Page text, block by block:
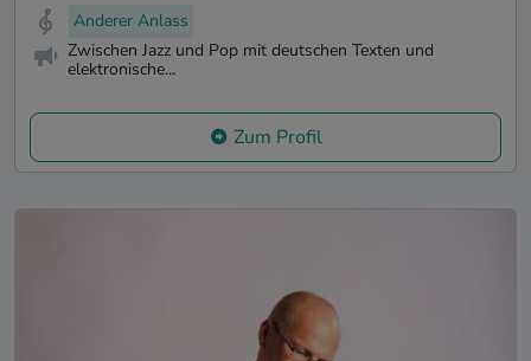
Anderer Anlass
Zwischen Jazz und Pop mit deutschen Texten und
elektronische...
Zum Profil